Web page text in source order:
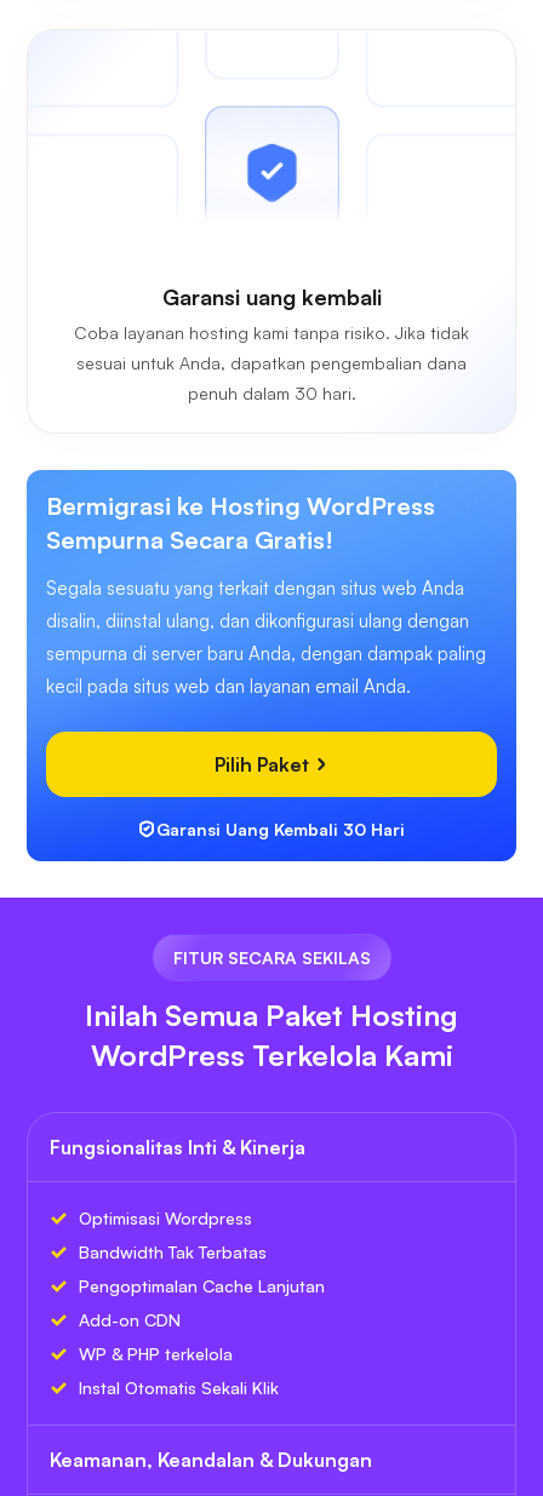
Garansi uang kembali
Coba layanan hosting kami tanpa risiko. Jika tidak
sesuai untuk Anda, dapatkan pengembalian dana
penuh dalam 30 hari.
Bermigrasi ke Hosting WordPress
Sempurna Secara Gratis!
Segala sesuatu yang terkait dengan situs web Anda
disalin, diinstal ulang, dan dikonfigurasi ulang dengan
sempurna di server baru Anda, dengan dampak paling
kecil pada situs web dan layanan email Anda.
Pilih Paket
Garansi Uang Kembali 30 Hari
FITUR SECARA SEKILAS
Inilah Semua Paket Hosting
WordPress Terkelola Kami
Fungsionalitas Inti & Kinerja
Optimisasi Wordpress
Bandwidth Tak Terbatas
Pengoptimalan Cache Lanjutan
Add-on CDN
WP & PHP terkelola
Instal Otomatis Sekali Klik
Keamanan, Keandalan & Dukungan